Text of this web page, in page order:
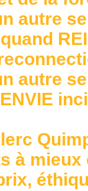
autre
autre
à